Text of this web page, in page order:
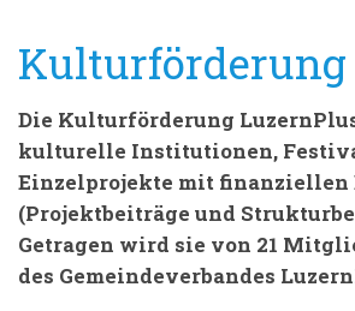
Kulturförderung
Die Kulturförderung
kulturelle Institutionen,
Einzelprojekte mit finanziellen
(Projektbeiträge und
Getragen wird sie von 21
des Gemeindeverbandes